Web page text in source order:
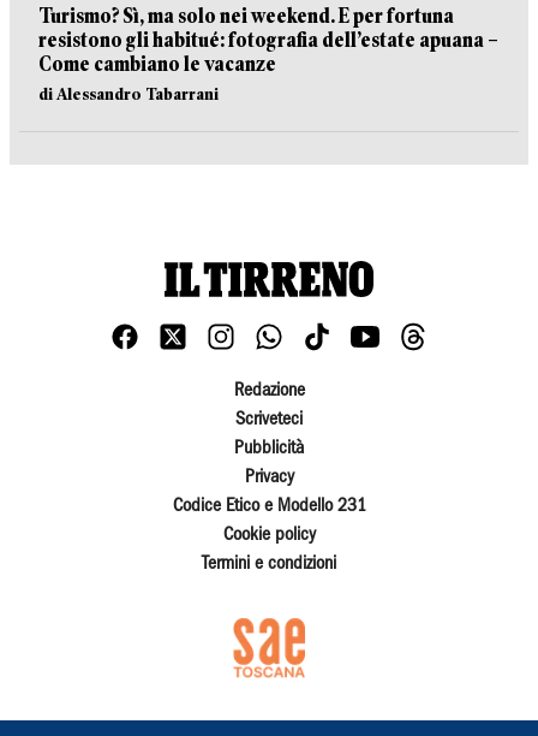
Turismo? Sì, ma solo nei weekend. E per fortuna
resistono gli habitué: fotografia dell’estate apuana –
Come cambiano le vacanze
di Alessandro Tabarrani
Redazione
Scriveteci
Pubblicità
Privacy
Codice Etico e Modello 231
Cookie policy
Termini e condizioni